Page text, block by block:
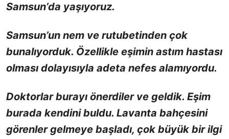
Samsun’da yaşıyoruz.
Samsun’un nem ve rutubetinden çok
bunalıyorduk. Özellikle eşimin astım hastası
olması dolayısıyla adeta nefes alamıyordu.
Doktorlar burayı önerdiler ve geldik. Eşim
burada kendini buldu. Lavanta bahçesini
görenler gelmeye başladı, çok büyük bir ilgi